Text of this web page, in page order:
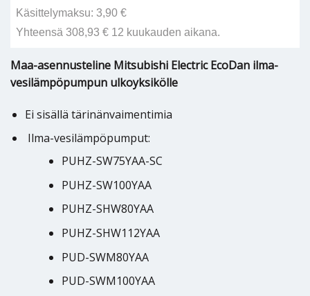
Käsittelymaksu: 3,90 €
Yhteensä 308,93 € 12 kuukauden aikana.
Maa-asennusteline Mitsubishi Electric EcoDan ilma-
vesilämpöpumpun ulkoyksikölle
Ei sisällä tärinänvaimentimia
Ilma-vesilämpöpumput:
PUHZ-SW75YAA-SC
PUHZ-SW100YAA
PUHZ-SHW80YAA
PUHZ-SHW112YAA
PUD-SWM80YAA
PUD-SWM100YAA